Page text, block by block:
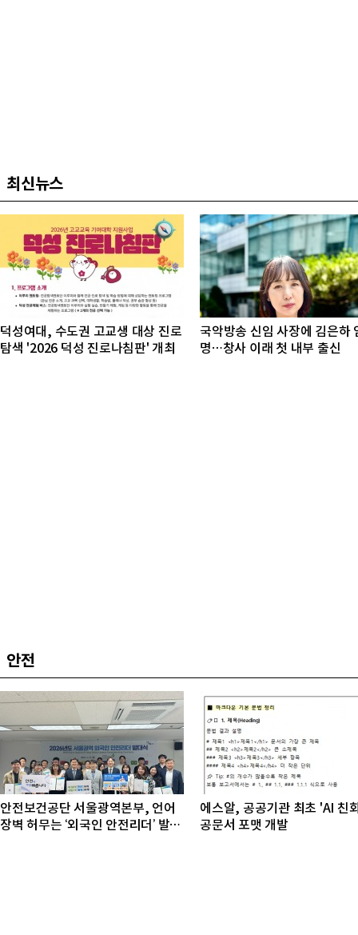
최신뉴스
덕성여대, 수도권 고교생 대상 진로
탐색 '2026 덕성 진로나침판' 개최
국악방송 신임 사장에 김은하
명…창사 이래 첫 내부 출신
안전
안전보건공단 서울광역본부, 언어
장벽 허무는 ‘외국인 안전리더’ 발대
에스알, 공공기관 최초 'AI 친
공문서 포맷 개발